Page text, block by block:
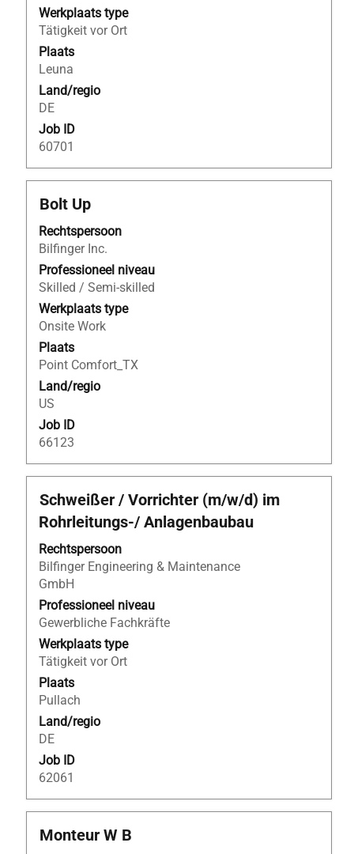
Werkplaats type
Tätigkeit vor Ort
Plaats
Leuna
Land/regio
DE
Job ID
60701
van
de
functiegegevens
weer
te
geven.
Titel
Bolt Up
Rechtspersoon
Bilfinger Inc.
Professioneel niveau
Skilled / Semi-skilled
Werkplaats type
Onsite Work
Plaats
Point Comfort_TX
Land/regio
US
Job ID
66123
Selecteer
spatiebalk
om
de
volledige
inhoud
van
de
functiegegevens
weer
te
geven.
Titel
Schweißer / Vorrichter (m/w/d) im
Rohrleitungs-/ Anlagenbaubau
Rechtspersoon
Bilfinger Engineering & Maintenance
GmbH
Professioneel niveau
Gewerbliche Fachkräfte
Werkplaats type
Tätigkeit vor Ort
Plaats
Pullach
Land/regio
DE
Job ID
62061
Selecteer
deze
spatiebalk
om
de
volledige
inhoud
van
de
functiegegevens
weer
te
geven.
Titel
Monteur W B
Selecteer